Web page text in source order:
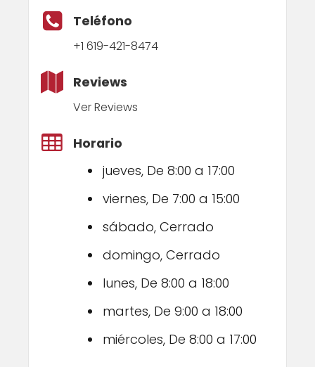
Teléfono
+1 619-421-8474
Reviews
Ver Reviews
Horario
jueves, De 8:00 a 17:00
viernes, De 7:00 a 15:00
sábado, Cerrado
domingo, Cerrado
lunes, De 8:00 a 18:00
martes, De 9:00 a 18:00
miércoles, De 8:00 a 17:00